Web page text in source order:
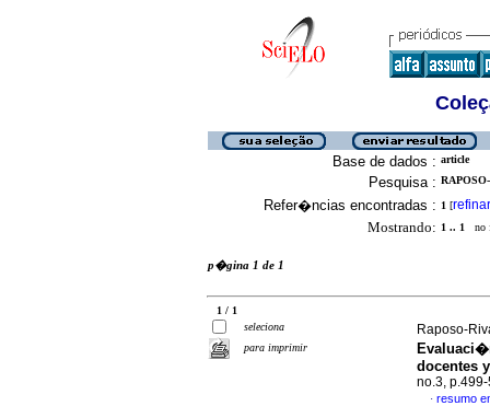
Base de dados : article
Pesquisa :
Refer�ncias encontradas : 1 [refinar
Mostrando: 1 .. 1 no
p�gina 1 de 1
1 / 1
seleciona
para imprimir
Raposo-
docentes
no.3,
· resumo